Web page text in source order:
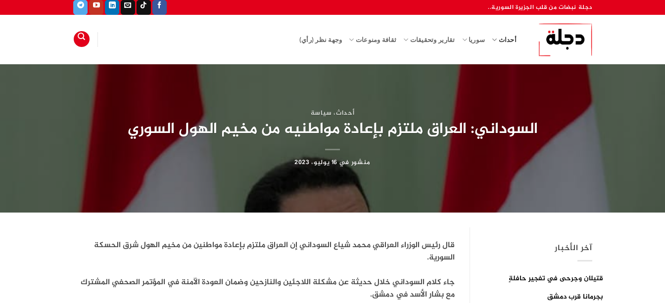
للمحتوى
دجلة نبضات من قلب الجزيرة السورية..
أحداث سوريا تقارير وتحقيقات ثقافة ومنوعات وجهة نظر (رأي)
أحداث، سياسة
السوداني: العراق ملتزم بإعادة مواطنيه من مخيم الهول السوري
منشور في16 يوليو، 2023
آخر الأخبار
قتيلان وجرحى في تفجيرِ حافلةٍ
بجرمانا قرب دمشق
قال رئيس الوزراء العراقي محمد شياع السوداني إن العراق ملتزم بإعادة مواطنين من مخيم الهول شرق الحسكة
السورية.
جاء كلام السوداني خلال حديثة عن مشكلة اللاجئين والنازحين وضمان العودة الآمنة في المؤتمر الصحفي المشترك
مع بشار الأسد في دمشق.